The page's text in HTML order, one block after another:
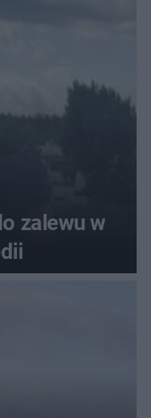
zalewu w